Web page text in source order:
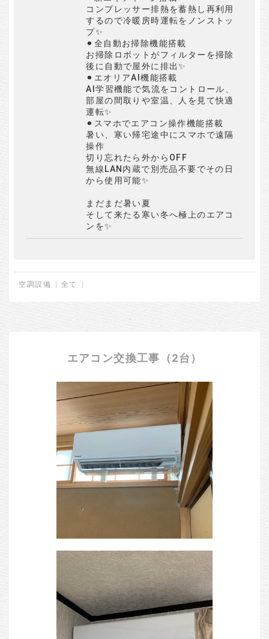
コンプレッサー排熱を蓄熱し再利用
するので冷暖房時運転をノンストッ
プ✨
⚫︎全自動お掃除機能搭載
お掃除ロボットがフィルターを掃除
後に自動で屋外に排出✨
⚫︎エオリアAI機能搭載
AI学習機能で気流をコントロール、
部屋の間取りや室温、人を見て快適
運転✨
⚫︎スマホでエアコン操作機能搭載
暑い、寒い帰宅途中にスマホで遠隔
操作
切り忘れたら外からOFF
無線LAN内蔵で別売品不要でその日
から使用可能✨
まだまだ暑い夏
そして来たる寒い冬へ極上のエアコ
ンを✨
空調設備 全て
エアコン交換工事（2台）